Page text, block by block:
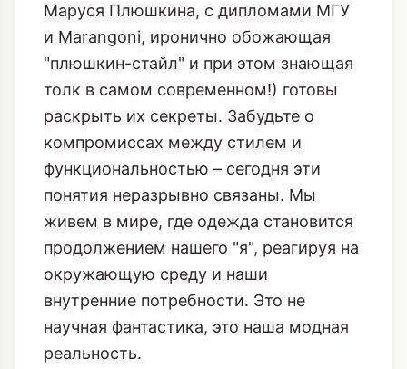
Маруся Плюшкина, с дипломами МГУ
и Marangoni, иронично обожающая
"плюшкин-стайл" и при этом знающая
толк в самом современном!) готовы
раскрыть их секреты. Забудьте о
компромиссах между стилем и
функциональностью – сегодня эти
понятия неразрывно связаны. Мы
живем в мире, где одежда становится
продолжением нашего "я", реагируя на
окружающую среду и наши
внутренние потребности. Это не
научная фантастика, это наша модная
реальность.